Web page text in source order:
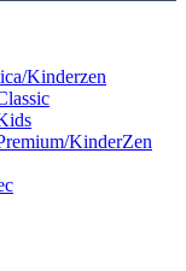
Kinderzen
KinderZen